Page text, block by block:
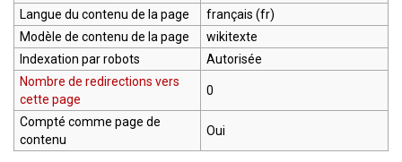
Langue du contenu de la page
français (fr)
Modèle de contenu de la page
wikitexte
Indexation par robots
Autorisée
Nombre de redirections vers
cette page
0
Compté comme page de
contenu
Oui